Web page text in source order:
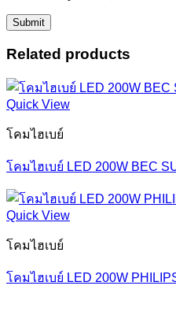
Related products
Quick View
โคมไฮเบย์
โคมไฮเบย์ LED 200W BEC
Quick View
โคมไฮเบย์
โคมไฮเบย์ LED 200W